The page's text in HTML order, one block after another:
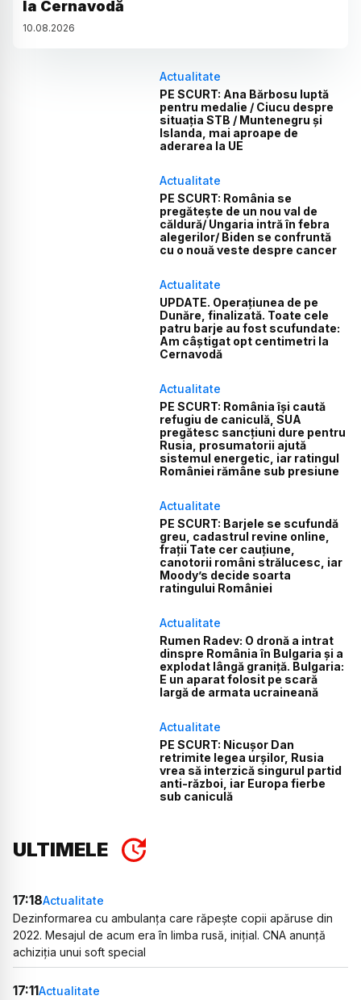
la Cernavodă
10.08.2026
Actualitate
PE SCURT: Ana Bărbosu luptă
pentru medalie / Ciucu despre
situația STB / Muntenegru și
Islanda, mai aproape de
aderarea la UE
Actualitate
PE SCURT: România se
pregătește de un nou val de
căldură/ Ungaria intră în febra
alegerilor/ Biden se confruntă
cu o nouă veste despre cancer
Actualitate
UPDATE. Operațiunea de pe
Dunăre, finalizată. Toate cele
patru barje au fost scufundate:
Am câștigat opt centimetri la
Cernavodă
Actualitate
PE SCURT: România își caută
refugiu de caniculă, SUA
pregătesc sancțiuni dure pentru
Rusia, prosumatorii ajută
sistemul energetic, iar ratingul
României rămâne sub presiune
Actualitate
PE SCURT: Barjele se scufundă
greu, cadastrul revine online,
frații Tate cer cauțiune,
canotorii români strălucesc, iar
Moody’s decide soarta
ratingului României
Actualitate
Rumen Radev: O dronă a intrat
dinspre România în Bulgaria și a
explodat lângă graniță. Bulgaria:
E un aparat folosit pe scară
largă de armata ucraineană
Actualitate
PE SCURT: Nicușor Dan
retrimite legea urșilor, Rusia
vrea să interzică singurul partid
anti-război, iar Europa fierbe
sub caniculă
ULTIMELE
17:18Actualitate
Dezinformarea cu ambulanța care răpește copii apăruse din
2022. Mesajul de acum era în limba rusă, inițial. CNA anunță
achiziția unui soft special
17:11Actualitate